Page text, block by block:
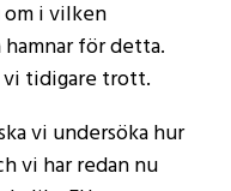
i vilken
för detta.
vi tidigare trott.
vi undersöka hur
vi har redan nu